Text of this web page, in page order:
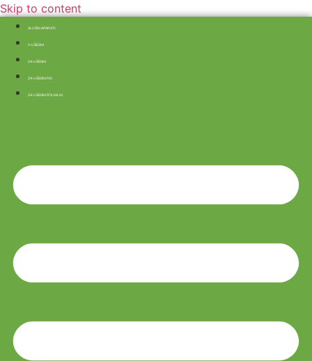
Skip to content
SLUŠNI APARATI:
V-UŠESNI
ZA-UŠESNI
ZA-UŠESNI RIC
ZA-UŠESNI POLNILNI